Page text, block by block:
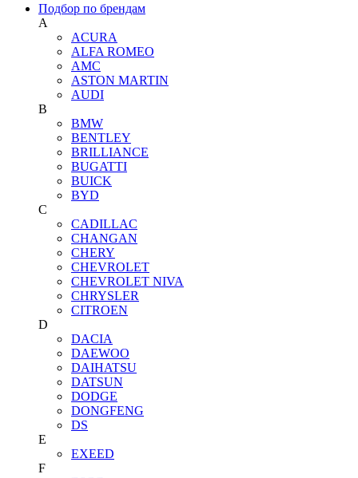
Подбор по брендам
A
ACURA
ALFA ROMEO
AMC
ASTON MARTIN
AUDI
B
BMW
BENTLEY
BRILLIANCE
BUGATTI
BUICK
BYD
C
CADILLAC
CHANGAN
CHERY
CHEVROLET
CHEVROLET NIVA
CHRYSLER
CITROEN
D
DACIA
DAEWOO
DAIHATSU
DATSUN
DODGE
DONGFENG
DS
E
EXEED
F